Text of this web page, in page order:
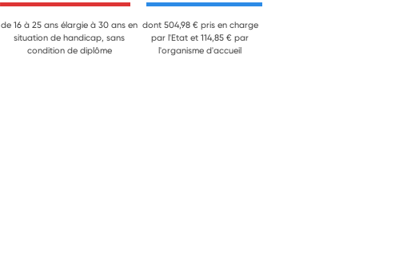
de 16 à 25 ans élargie à 30 ans en
situation de handicap, sans
condition de diplôme
dont 504,98 € pris en charge
par l'Etat et 114,85 € par
l'organisme d'accueil